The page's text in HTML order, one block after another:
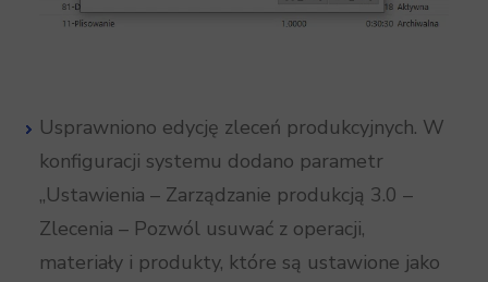
Usprawniono edycję zleceń produkcyjnych. W
konfiguracji systemu dodano parametr
„Ustawienia – Zarządzanie produkcją 3.0 –
Zlecenia – Pozwól usuwać z operacji,
materiały i produkty, które są ustawione jako